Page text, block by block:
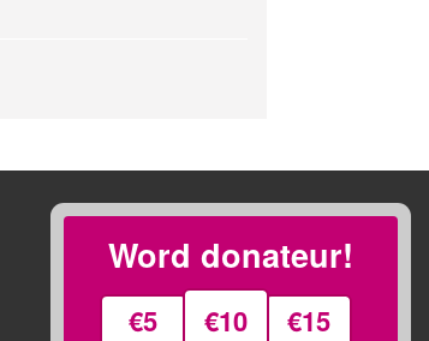
Word donateur!
€5 €10 €15